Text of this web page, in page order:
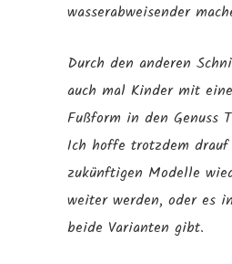
wasserabweisender
Durch den anderen
auch mal Kinder mit
Fußform in den Genuss
Ich hoffe trotzdem
zukünftigen Modelle
weiter werden, oder es
beide Varianten gibt.